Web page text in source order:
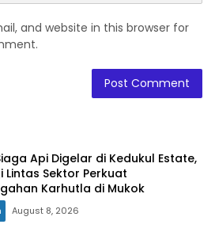
and website in this browser for
Api Digelar di Kedukul Estate,
Lintas Sektor Perkuat
Karhutla di Mukok
August 8, 2026